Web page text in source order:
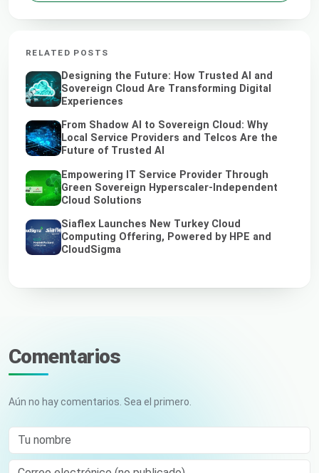
RELATED POSTS
Designing the Future: How Trusted AI and
Sovereign Cloud Are Transforming Digital
Experiences
From Shadow AI to Sovereign Cloud: Why
Local Service Providers and Telcos Are the
Future of Trusted AI
Empowering IT Service Provider Through
Green Sovereign Hyperscaler-Independent
Cloud Solutions
Siaflex Launches New Turkey Cloud
Computing Offering, Powered by HPE and
CloudSigma
Comentarios
Aún no hay comentarios. Sea el primero.
Tu nombre
Correo electrónico (no publicado)